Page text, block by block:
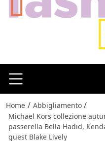
Home / Abbigliamento /
Michael Kors collezione
passerella Bella Hadid,
guest Blake Lively